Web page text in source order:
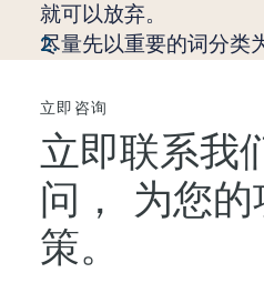
就可以放弃。
尽量先以重要的词分类
立即咨询
立即联系我
问，
为您
策。